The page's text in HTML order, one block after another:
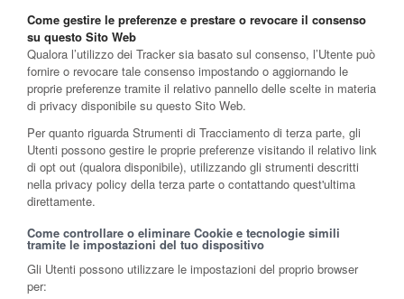
Come gestire le preferenze e prestare o revocare il consenso
su questo Sito Web
Qualora l’utilizzo dei Tracker sia basato sul consenso, l’Utente può
fornire o revocare tale consenso impostando o aggiornando le
proprie preferenze tramite il relativo pannello delle scelte in materia
di privacy disponibile su questo Sito Web.
Per quanto riguarda Strumenti di Tracciamento di terza parte, gli
Utenti possono gestire le proprie preferenze visitando il relativo link
di opt out (qualora disponibile), utilizzando gli strumenti descritti
nella privacy policy della terza parte o contattando quest'ultima
direttamente.
Come controllare o eliminare Cookie e tecnologie simili
tramite le impostazioni del tuo dispositivo
Gli Utenti possono utilizzare le impostazioni del proprio browser
per: